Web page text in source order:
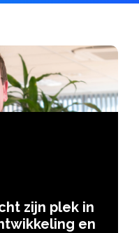
“Met hulp van
Remco balans,